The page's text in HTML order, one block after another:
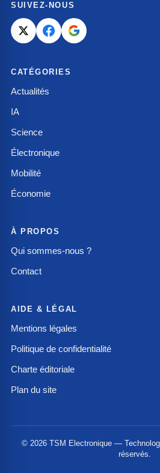
SUIVEZ-NOUS
CATÉGORIES
Actualités
IA
Science
Électronique
Mobilité
Économie
À PROPOS
Qui sommes-nous ?
Contact
AIDE & LÉGAL
Mentions légales
Politique de confidentialité
Charte éditoriale
Plan du site
© 2026 TSM Electronique —
réservés.